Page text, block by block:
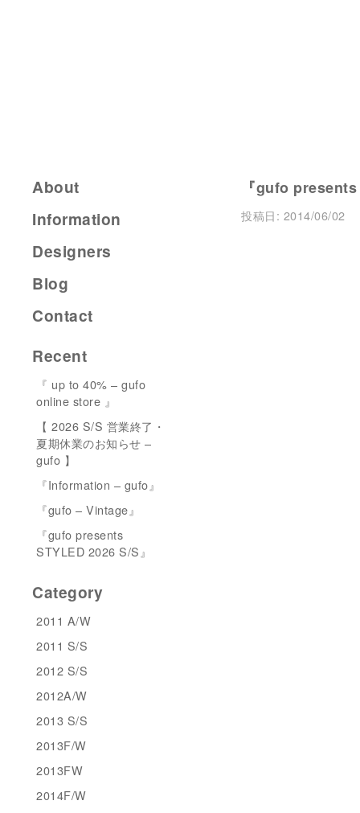
『gufo
投稿日: 2014/06/02
About
Information
Designers
Blog
Contact
Recent
『 up to 40% – gufo
online store 』
【 2026 S/S 営業終了・
夏期休業のお知らせ –
gufo 】
『Information – gufo』
『gufo – Vintage』
『gufo presents
STYLED 2026 S/S』
Category
2011 A/W
2011 S/S
2012 S/S
2012A/W
2013 S/S
2013F/W
2013FW
2014F/W